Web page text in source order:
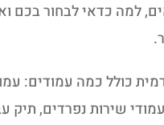
למה כדאי לבחור בכם
כולל כמה עמודים:
שירות נפרדים, תיק